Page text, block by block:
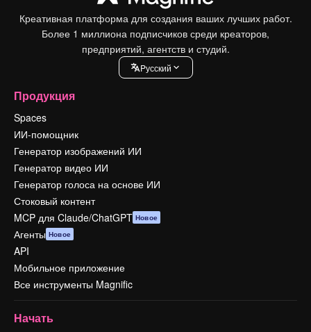
Креативная платформа для создания ваших лучших работ.
Более 1 миллиона подписчиков среди креаторов,
предприятий, агентств и студий.
Pусский
Продукция
Spaces
ИИ-помощник
Генератор изображений ИИ
Генератор видео ИИ
Генератор голоса на основе ИИ
Стоковый контент
MCP для Claude/ChatGPT Новое
Агенты Новое
API
Мобильное приложение
Все инструменты Magnific
Начать